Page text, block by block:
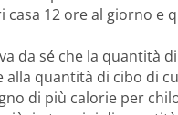
casa 12 ore al giorno
da sé che la quantità
quantità di cibo di
di più calorie per